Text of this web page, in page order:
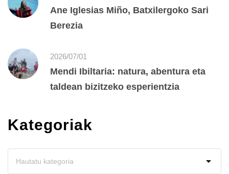
Ane Iglesias Miño, Batxilergoko Sari
Berezia
2026/07/01
Mendi Ibiltaria: natura, abentura eta
taldean bizitzeko esperientzia
Kategoriak